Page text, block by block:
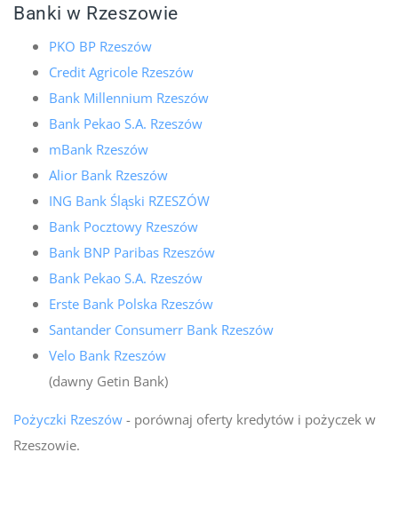
Banki w Rzeszowie
PKO BP Rzeszów
Credit Agricole Rzeszów
Bank Millennium Rzeszów
Bank Pekao S.A. Rzeszów
mBank Rzeszów
Alior Bank Rzeszów
ING Bank Śląski RZESZÓW
Bank Pocztowy Rzeszów
Bank BNP Paribas Rzeszów
Bank Pekao S.A. Rzeszów
Erste Bank Polska Rzeszów
Santander Consumerr Bank Rzeszów
Velo Bank Rzeszów
(dawny Getin Bank)
Pożyczki Rzeszów- porównaj oferty kredytów i pożyczek w
Rzeszowie.